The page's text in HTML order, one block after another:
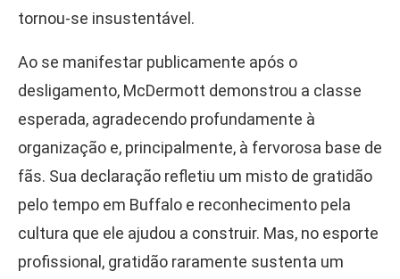
tornou-se insustentável.
Ao se manifestar publicamente após o
desligamento, McDermott demonstrou a classe
esperada, agradecendo profundamente à
organização e, principalmente, à fervorosa base de
fãs. Sua declaração refletiu um misto de gratidão
pelo tempo em Buffalo e reconhecimento pela
cultura que ele ajudou a construir. Mas, no esporte
profissional, gratidão raramente sustenta um